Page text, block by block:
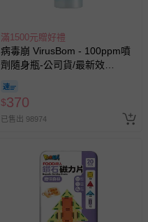
滿1500元贈好禮
病毒崩 VirusBom - 100ppm噴
劑隨身瓶-公司貨/最新效
$370
已售出 98974